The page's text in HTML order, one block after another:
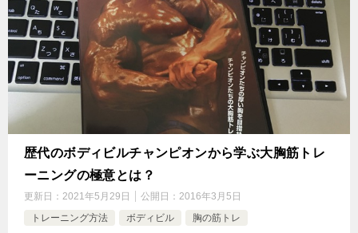
歴代のボディビルチャンピオンから学ぶ大胸筋トレ
ーニングの極意とは？
更新日： 2021年5月29日 公開日： 2016年3月5日
トレーニング方法
ボディビル 胸の筋トレ